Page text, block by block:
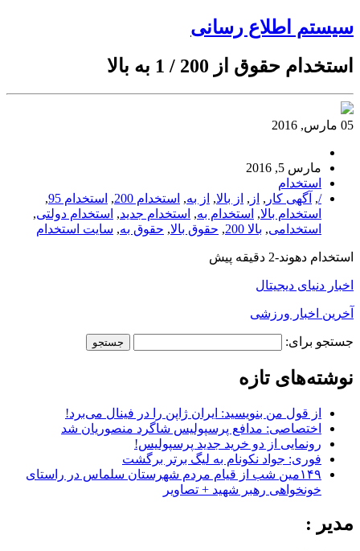
سیستم اطلاع رسانی
استخدام حقوق از 200 / 1 به بالا
05 مارس, 2016
مارس 5, 2016
استخدام
/
, آگهی کار , از , از بالا, از به, استخدام 200 , استخدام 95
,
استخدام بالا, استخدام به, استخدام جدید, استخدام دولتی,
استخدامی, بالا 200 , حقوق بالا, حقوق به, سایت استخدام
استخدام دهوند-2 دقیقه پیش
اخبار دنیای دیجیتال
آخرین اخبار ورزشی
جستجو برای:
نوشته‌های تازه
از قول من بنویسید: ایران ژاپن را در فینال می‌برد!
اختصاصی: مدافع پرسپولیس شاگرد منصوریان شد
رونمایی از دو خرید جدید پرسپولیس!
فوری: جواد نکونام به لیگ برتر برگشت
۱۴۹مین شب از قیام مردم شهرستان سلماس در راستای
خونخواهی رهبر شهید + تصاویر
مدیر :